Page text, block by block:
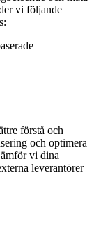
vi följande
förstå och
och optimera
vi dina
leverantörer